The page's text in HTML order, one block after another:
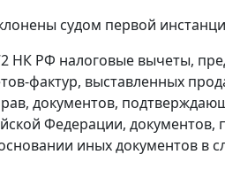
судом первой
НК РФ налоговые вычеты,
фактур, выставленных
документов,
Федерации, документов,
иных документов в